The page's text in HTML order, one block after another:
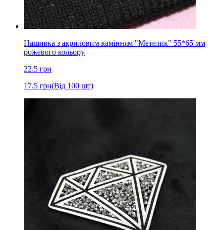
Нашивка з акриловим камінням "Метелик" 55*65 мм
рожевого кольору
22.5 грн
17.5 грн(Від 100 шт)